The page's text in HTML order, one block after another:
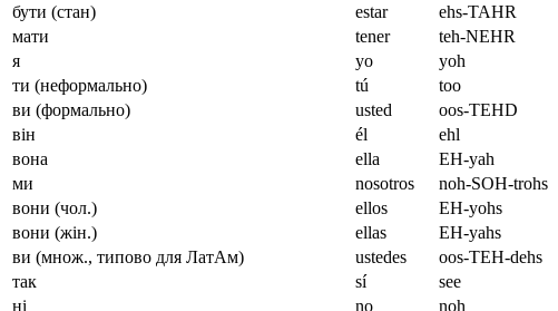
бути (стан)
estar ehs-TAHR
мати
tener teh-NEHR
я
yo yoh
ти (неформально)
tú too
ви (формально)
usted oos-TEHD
він
él ehl
вона
ella EH-yah
ми
nosotros noh-SOH-trohs
вони (чол.)
ellos EH-yohs
вони (жін.)
ellas EH-yahs
ви (множ., типово для ЛатАм)
ustedes oos-TEH-dehs
так
sí see
ні
no noh